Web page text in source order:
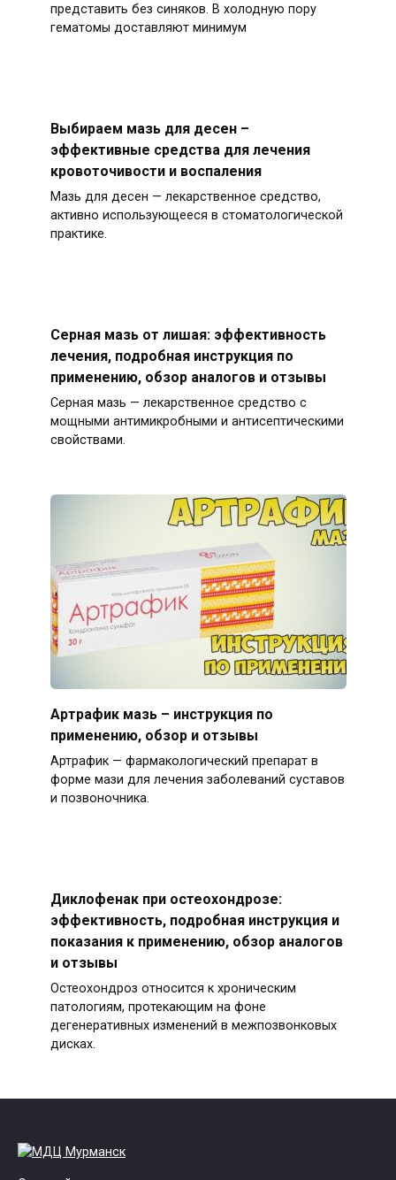
представить без синяков. В холодную пору
гематомы доставляют минимум
Выбираем мазь для десен –
эффективные средства для лечения
кровоточивости и воспаления
Мазь для десен — лекарственное средство,
активно использующееся в стоматологической
практике.
Серная мазь от лишая: эффективность
лечения, подробная инструкция по
применению, обзор аналогов и отзывы
Серная мазь — лекарственное средство с
мощными антимикробными и антисептическими
свойствами.
Артрафик мазь – инструкция по
применению, обзор и отзывы
Артрафик — фармакологический препарат в
форме мази для лечения заболеваний суставов
и позвоночника.
Диклофенак при остеохондрозе:
эффективность, подробная инструкция и
показания к применению, обзор аналогов
и отзывы
Остеохондроз относится к хроническим
патологиям, протекающим на фоне
дегенеративных изменений в межпозвонковых
дисках.